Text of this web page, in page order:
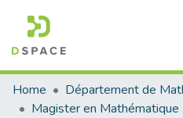
Communities & Collections
All of DSpace
Home
Magister en Mathématique